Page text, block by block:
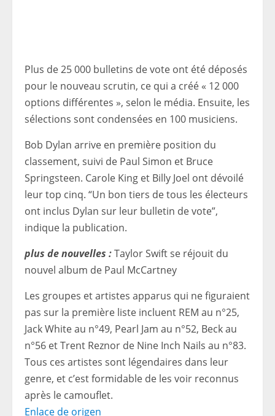
Plus de 25 000 bulletins de vote ont été déposés
pour le nouveau scrutin, ce qui a créé « 12 000
options différentes », selon le média. Ensuite, les
sélections sont condensées en 100 musiciens.
Bob Dylan arrive en première position du
classement, suivi de Paul Simon et Bruce
Springsteen. Carole King et Billy Joel ont dévoilé
leur top cinq. “Un bon tiers de tous les électeurs
ont inclus Dylan sur leur bulletin de vote”,
indique la publication.
plus de nouvelles :Taylor Swift se réjouit du
nouvel album de Paul McCartney
Les groupes et artistes apparus qui ne figuraient
pas sur la première liste incluent REM au n°25,
Jack White au n°49, Pearl Jam au n°52, Beck au
n°56 et Trent Reznor de Nine Inch Nails au n°83.
Tous ces artistes sont légendaires dans leur
genre, et c’est formidable de les voir reconnus
après le camouflet.
Enlace de origen